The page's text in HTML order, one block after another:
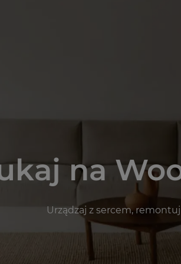
na
Urządzaj z sercem, remontuj